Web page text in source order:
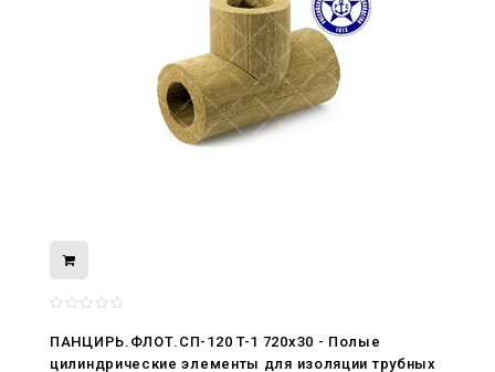
ПАНЦИРЬ.ФЛОТ.СП-120 T-1 720x30 - Полые
цилиндрические элементы для изоляции трубных
нами